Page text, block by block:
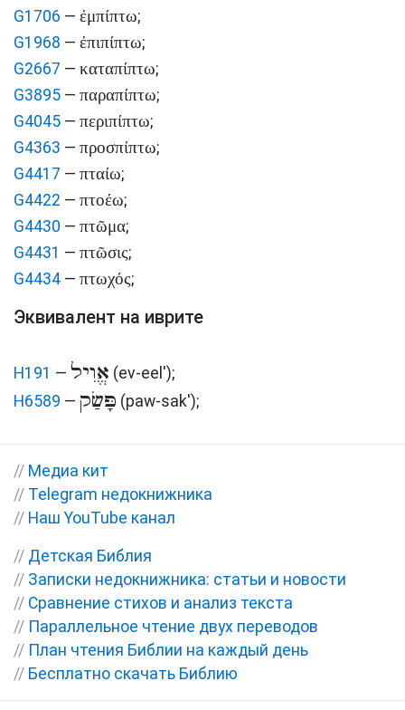
G1706 — ἐμπίπτω;
G1968 — ἐπιπίπτω;
G2667 — καταπίπτω;
G3895 — παραπίπτω;
G4045 — περιπίπτω;
G4363 — προσπίπτω;
G4417 — πταίω;
G4422 — πτοέω;
G4430 — πτῶμα;
G4431 — πτῶσις;
G4434 — πτωχός;
Эквивалент на иврите
H191 — אֱוִיל (ev-eel');
H6589 — פָּשַׂק (paw-sak');
// Медиа кит
// Telegram недокнижника
// Наш YouTube канал
// Детская Библия
// Записки недокнижника: статьи и новости
// Сравнение стихов и анализ текста
// Параллельное чтение двух переводов
// План чтения Библии на каждый день
// Бесплатно скачать Библию